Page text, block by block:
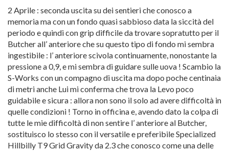
2 Aprile : seconda uscita su dei sentieri che conosco a
memoria ma con un fondo quasi sabbioso data la siccità del
periodo e quindi con grip difficile da trovare sopratutto per il
Butcher all’ anteriore che su questo tipo di fondo mi sembra
ingestibile : l’ anteriore scivola continuamente, nonostante la
pressione a 0,9, e mi sembra di guidare sulle uova ! Scambio la
S-Works con un compagno di uscita ma dopo poche centinaia
di metri anche Lui mi conferma che trova la Levo poco
guidabile e sicura : allora non sono il solo ad avere difficoltà in
quelle condizioni ! Torno in officina e, avendo dato la colpa di
tutte le mie difficoltà di non sentire l’ anteriore al Butcher,
sostituisco lo stesso con il versatile e preferibile Specialized
Hillbilly T9 Grid Gravity da 2.3 che conosco come una delle